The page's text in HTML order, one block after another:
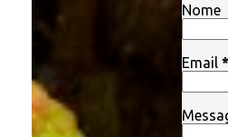
Nome
Email *